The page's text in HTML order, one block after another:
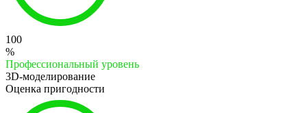
100
%
Профессиональный уровень
3D-моделирование
Оценка пригодности